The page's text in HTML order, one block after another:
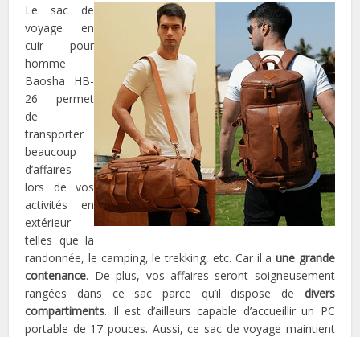
Le sac de
voyage en
cuir pour
homme
Baosha HB-
26 permet
de
transporter
beaucoup
d’affaires
lors de vos
activités en
extérieur
telles que la
randonnée, le camping, le trekking, etc. Car il aune grande
contenance. De plus, vos affaires seront soigneusement
rangées dans ce sac parce qu’il dispose de divers
compartiments. Il est d’ailleurs capable d’accueillir un PC
portable de 17 pouces. Aussi, ce sac de voyage maintient